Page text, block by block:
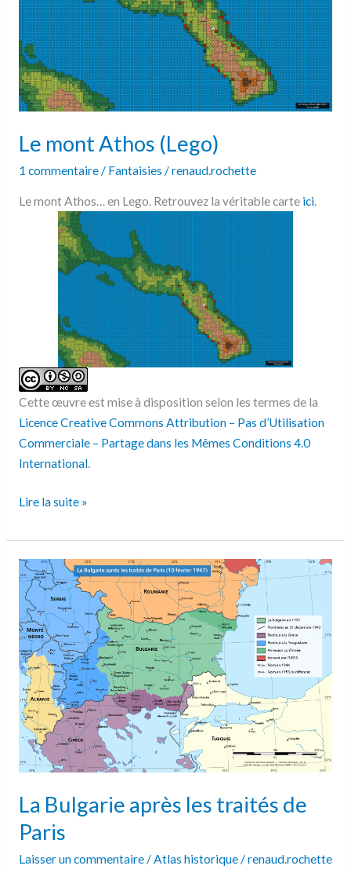
Le mont Athos (Lego)
1 commentaire/ Fantaisies /renaud.rochette
Le mont Athos… en Lego. Retrouvez la véritable carte ici.
Cette œuvre est mise à disposition selon les termes de la
Licence Creative Commons Attribution – Pas d’Utilisation
Commerciale – Partage dans les Mêmes Conditions 4.0
International.
Lire la suite »
La Bulgarie après les traités de
Paris
Laisser un commentaire / Atlas historique/renaud.rochette
La
Bulgarie
après
les
traités
de
Paris